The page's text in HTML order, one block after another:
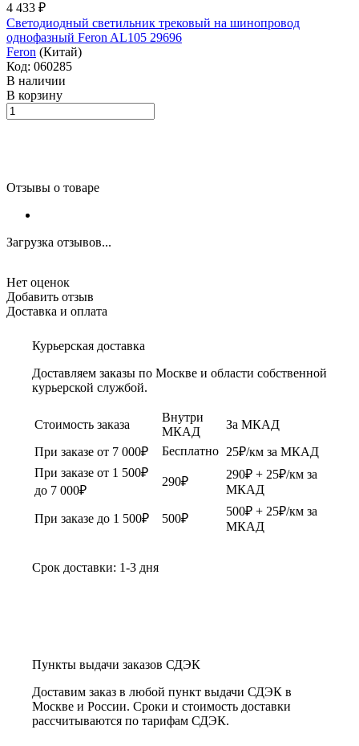
4 433 ₽
Светодиодный светильник трековый на шинопровод
однофазный Feron AL105 29696
Feron (Китай)
Код: 060285
В наличии
В корзину
Отзывы о товаре
Загрузка отзывов...
Нет оценок
Добавить отзыв
Доставка и оплата
Курьерская доставка
Доставляем заказы по Москве и области собственной
курьерской службой.
Стоимость заказа
Внутри
МКАД
За МКАД
При заказе от 7 000₽
Бесплатно 25₽/км за МКАД
При заказе от 1 500₽
до 7 000₽
290₽
290₽ + 25₽/км за
МКАД
При заказе до 1 500₽ 500₽
500₽ + 25₽/км за
МКАД
Срок доставки: 1-3 дня
Пункты выдачи заказов СДЭК
Доставим заказ в любой пункт выдачи СДЭК в
Москве и России. Сроки и стоимость доставки
рассчитываются по тарифам СДЭК.